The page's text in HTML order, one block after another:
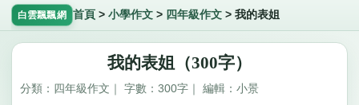
白雲飄飄網 首頁 > 小學作文> 四年級作文> 我的表姐
我的表姐（300字）
分類：四年級作文｜ 字數：300字｜ 編輯：小景